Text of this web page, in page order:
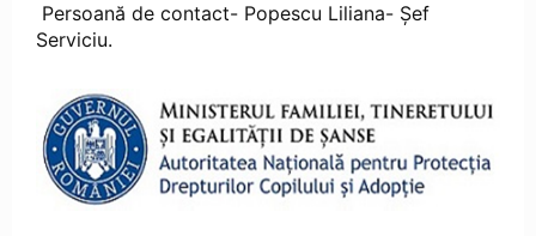
Persoană de contact- Popescu Liliana- Șef
Serviciu.